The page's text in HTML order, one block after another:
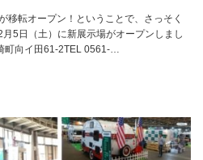
移転オープン！ということで、さっそく
5日（土）に新展示場がオープンしまし
町向イ田61-2TEL 0561-…